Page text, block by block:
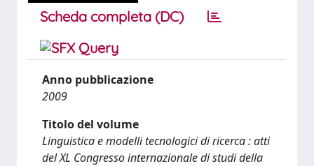
Scheda completa (DC)
Anno pubblicazione
2009
Titolo del volume
Linguistica e modelli tecnologici di ricerca : atti
del XL Congresso internazionale di studi della